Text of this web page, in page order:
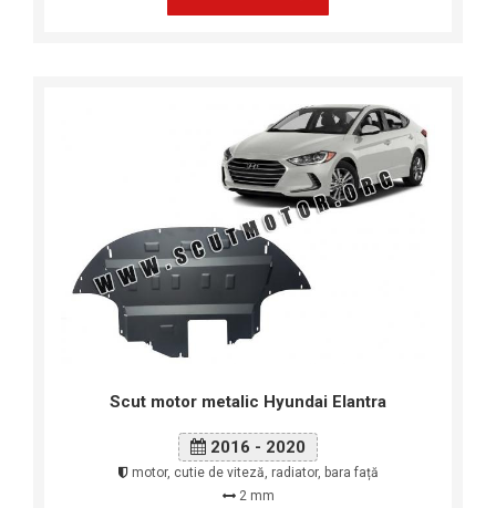
Scut motor metalic Hyundai Elantra
2016 - 2020
motor, cutie de viteză, radiator, bara față
2 mm